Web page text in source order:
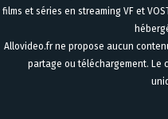
films et séries en streaming VF et
Allovideo.fr ne propose aucun
partage ou téléchargement. Le